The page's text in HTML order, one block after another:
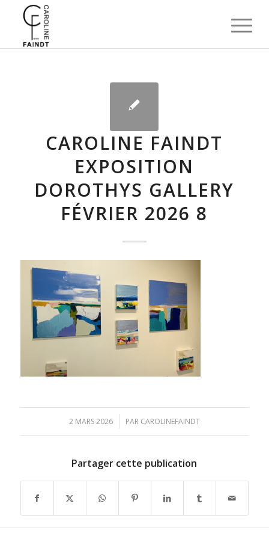
CAROLINE FAINDT
EXPOSITION
DOROTHYS GALLERY
FÉVRIER 2026 8
2 MARS 2026
/ PAR CAROLINEFAINDT
Partager cette publication